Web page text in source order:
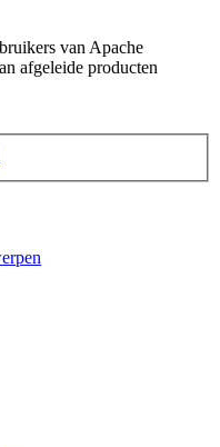
van Apache
afgeleide producten